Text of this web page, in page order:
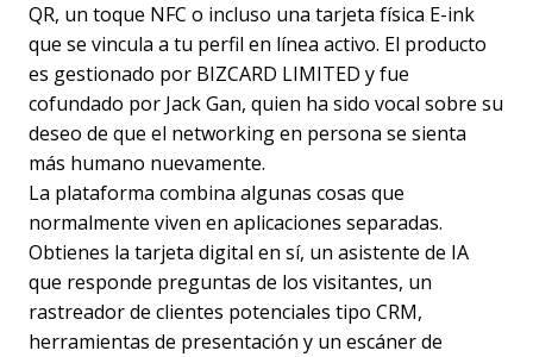
QR, un toque NFC o incluso una tarjeta física E-ink
que se vincula a tu perfil en línea activo. El producto
es gestionado por BIZCARD LIMITED y fue
cofundado por Jack Gan, quien ha sido vocal sobre su
deseo de que el networking en persona se sienta
más humano nuevamente.
La plataforma combina algunas cosas que
normalmente viven en aplicaciones separadas.
Obtienes la tarjeta digital en sí, un asistente de IA
que responde preguntas de los visitantes, un
rastreador de clientes potenciales tipo CRM,
herramientas de presentación y un escáner de